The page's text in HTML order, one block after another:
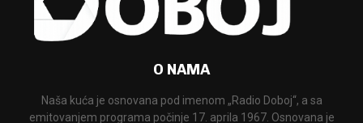
O NAMA
Naša kuća je osnovana pod imenom „Radio Doboj“, a sa
emitovanjem programa počinje 17. aprila 1967. Osnovana je